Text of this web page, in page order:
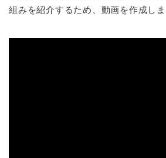
組みを紹介するため、動画を作成しま